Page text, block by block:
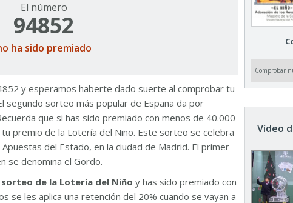
El número
94852
ha sido premiado
y esperamos haberte dado suerte al comprobar tu
segundo sorteo más popular de España da por
que si has sido premiado con menos de 40.000
premio de la Lotería del Niño. Este sorteo se celebra
del Estado, en la ciudad de Madrid. El primer
se denomina el Gordo.
sorteo de la Lotería del Niño y has sido premiado con
se les aplica una retención del 20% cuando se vayan a
Comprobar
Vídeo